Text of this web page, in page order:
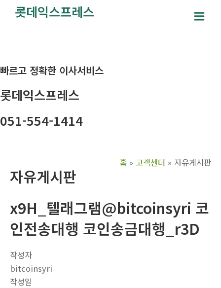
너
기
롯데익스프레스
Main
빠르고 정확한 이사서비스
롯데익스프레스
051-554-1414
홈 고객센터 자유게시판
자유게시판
x9H_텔래그램@bitcoinsyri 코
인전송대행 코인송금대행_r3D
작성자
bitcoinsyri
작성일